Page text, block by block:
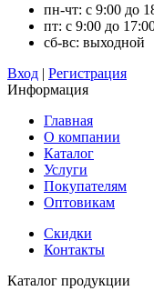
пн-чт: с 9:00 до
пт: с 9:00 до
сб-вс: выходной
Вход | Регистрация
Информация
Главная
О компании
Каталог
Услуги
Покупателям
Оптовикам
Скидки
Контакты
Каталог продукции